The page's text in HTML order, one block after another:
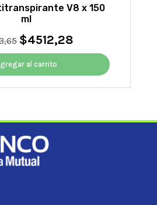
V8 x 150
ml
El
precio
original
era:
$5013,65.
$4512,28
precio
es:
$4512,28.
al carrito